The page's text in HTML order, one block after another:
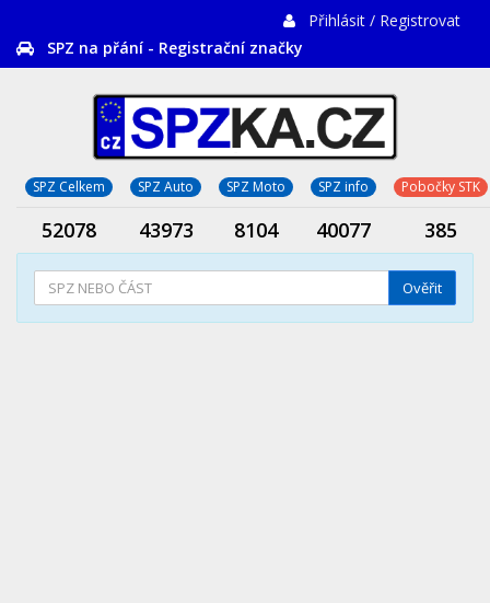
Přihlásit / Registrovat
SPZ na přání - Registrační značky
SPZ Celkem SPZ Auto SPZ Moto SPZ info Pobočky STK
52078 43973 8104 40077 385
Ověřit